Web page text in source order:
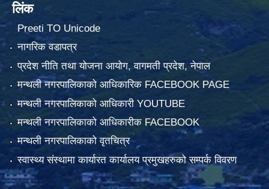
लिंक
Preeti TO Unicode
नागरिक वडापत्र
प्रदेश नीति तथा योजना आयोग, वागमती प्रदेश, नेपाल
मन्थली नगरपालिकाको आधिकारिक FACEBOOK PAGE
मन्थली नगरपालिकाको आधिकारी YOUTUBE
मन्थली नगरपालिकाको आधिकारीक FACEBOOK
मन्थली नगरपालिकाको वृतचित्र
स्वास्थ्य संस्थामा कार्यारत कार्यालय प्रमुखहरुको सम्पर्क विवरण